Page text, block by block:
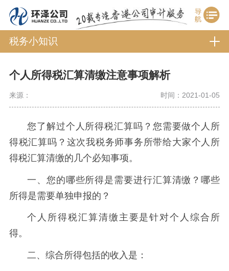
税务小知识
个人所得税汇算清缴注意事项解析
来源： 时间：2021-01-05
您了解过个人所得税汇算吗？您需要做个人所
得税汇算吗？这次我税务师事务所带给大家个人所
得税汇算清缴的几个必知事项。
一、您的哪些所得是需要进行汇算清缴？哪些
所得是需要单独申报的？
个人所得税汇算清缴主要是针对个人综合所
得。
二、综合所得包括的收入是：